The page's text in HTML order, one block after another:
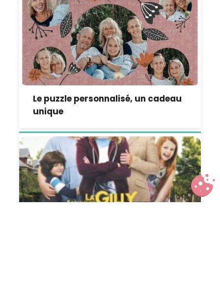
Le puzzle personnalisé, un cadeau
unique